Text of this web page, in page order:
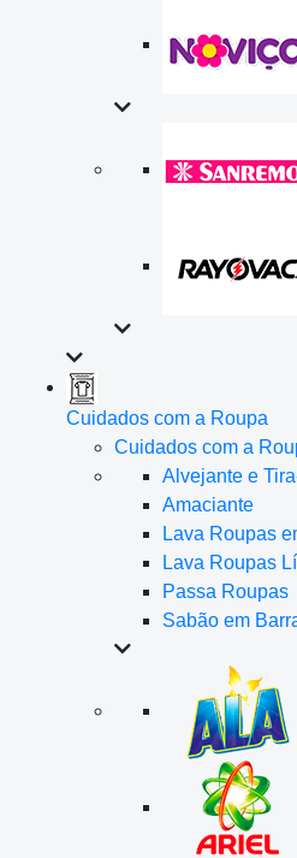
Cuidados com a Roupa
Cuidados com a
Alvejante e
Amaciante
Lava Roupas
Lava Roupas
Passa Roupas
Sabão em